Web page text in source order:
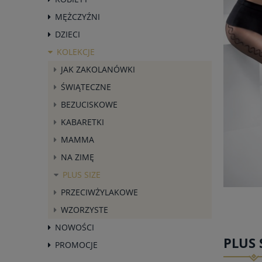
MĘŻCZYŹNI
DZIECI
KOLEKCJE
JAK ZAKOLANÓWKI
ŚWIĄTECZNE
BEZUCISKOWE
KABARETKI
MAMMA
NA ZIMĘ
PLUS SIZE
PRZECIWŻYLAKOWE
WZORZYSTE
NOWOŚCI
PROMOCJE
PLUS